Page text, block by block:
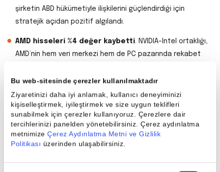
Bu web-sitesinde çerezler kullanılmaktadır
Ziyaretinizi daha iyi anlamak, kullanıcı deneyiminizi
kişiselleştirmek, iyileştirmek ve size uygun teklifleri
sunabilmek için çerezler kullanıyoruz. Çerezlere dair
tercihlerinizi panelden yönetebilirsiniz. Çerez aydınlatma
metnimize Çerez Aydınlatma Metni ve Gizlilik
Politikası üzerinden ulaşabilirsiniz.
şirketin ABD hükümetiyle ilişkilerini güçlendirdiği için
stratejik açıdan pozitif algılandı.
AMD hisseleri %4 değer kaybetti . NVIDIA-Intel ortaklığı,
AMD’nin hem veri merkezi hem de PC pazarında rekabet
TSMC hisseleri %2 düştü
üretim kapasitelerini kullanma ihtimali, TSMC için
potansiyel bir risk unsuru olarak görüldü.
NVIDIA & Intel Anlaşması: Genel
Değerlendirme